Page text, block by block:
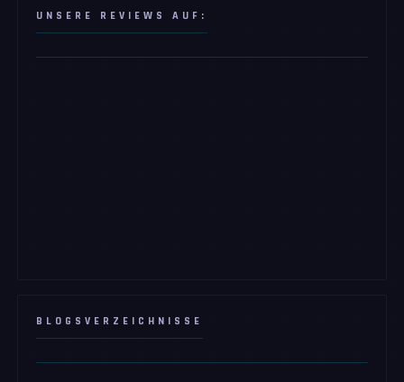
UNSERE REVIEWS AUF:
BLOGSVERZEICHNISSE